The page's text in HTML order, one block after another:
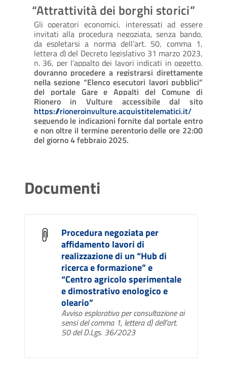
“Attrattività dei borghi storici”
Gli operatori economici, interessati ad essere
invitati alla procedura negoziata, senza bando,
da espletarsi a norma dell’art. 50, comma 1,
lettera d) del Decreto legislativo 31 marzo 2023,
n. 36, per l’appalto dei lavori indicati in oggetto,
dovranno procedere a registrarsi direttamente
nella sezione “Elenco esecutori lavori pubblici”
del portale Gare e Appalti del Comune di
Rionero in Vulture accessibile dal sito
https://rioneroinvulture.acquistitelematici.it/
seguendo le indicazioni fornite dal portale entro
e non oltre il termine perentorio delle ore 22:00
del giorno 4 febbraio 2025.
Documenti
Procedura negoziata per
affidamento lavori di
realizzazione di un “Hub di
ricerca e formazione” e
“Centro agricolo sperimentale
e dimostrativo enologico e
oleario”
Avviso esplorativo per consultazione ai
sensi del comma 1, lettera d) dell'art.
50 del D.Lgs. 36/2023